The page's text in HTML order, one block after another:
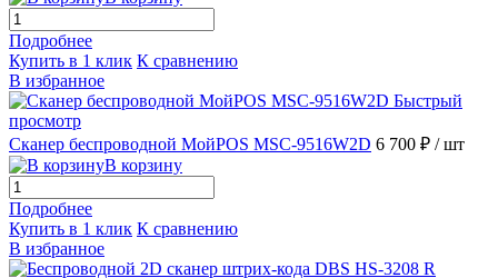
Подробнее
Купить в 1 клик К сравнению
В избранное
Быстрый
просмотр
Сканер беспроводной МойPOS MSC-9516W2D 6 700 ₽ / шт
В корзину
Подробнее
Купить в 1 клик К сравнению
В избранное